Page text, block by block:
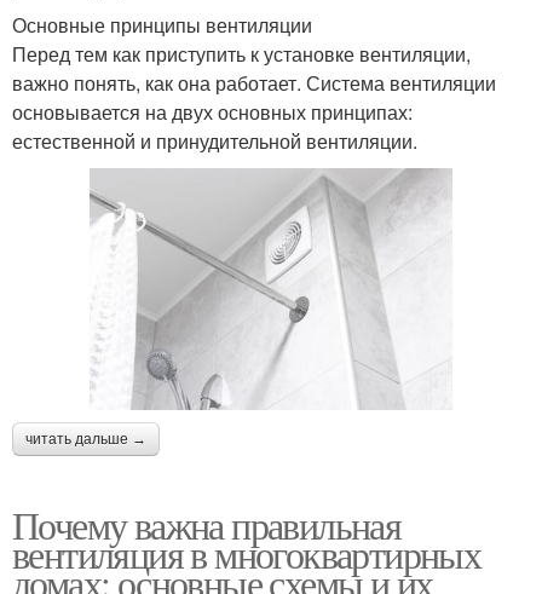
Основные принципы вентиляции
Перед тем как приступить к установке вентиляции,
важно понять, как она работает. Система вентиляции
основывается на двух основных принципах:
естественной и принудительной вентиляции.
читать дальше →
Почему важна правильная
вентиляция в многоквартирных
домах: основные схемы и их